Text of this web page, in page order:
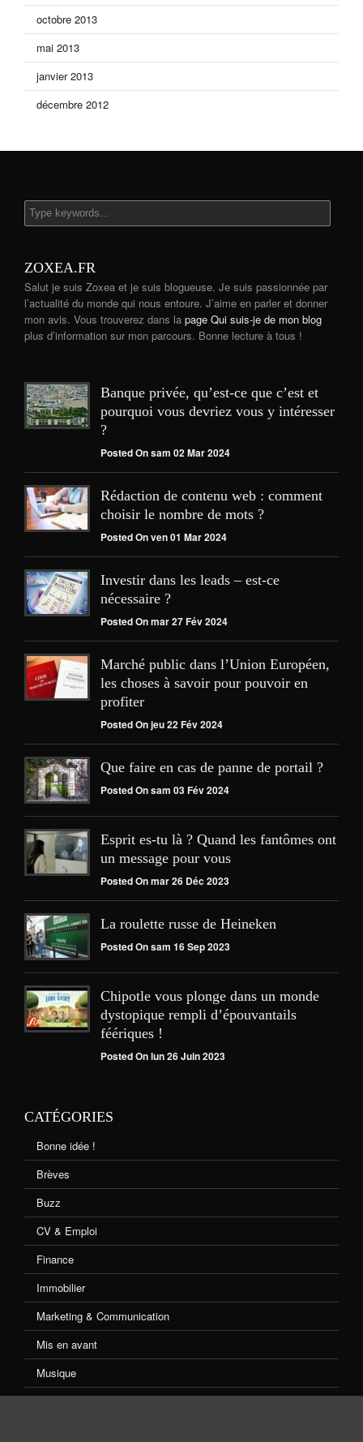
octobre 2013
mai 2013
janvier 2013
décembre 2012
ZOXEA.FR
Salut je suis Zoxea et je suis blogueuse. Je suis passionnée par
l’actualité du monde qui nous entoure. J’aime en parler et donner
mon avis. Vous trouverez dans la page Qui suis-je de mon blog
plus d’information sur mon parcours. Bonne lecture à tous !
Banque privée, qu’est-ce que c’est et
pourquoi vous devriez vous y intéresser
?
Posted On sam 02 Mar 2024
Rédaction de contenu web : comment
choisir le nombre de mots ?
Posted On ven 01 Mar 2024
Investir dans les leads – est-ce
nécessaire ?
Posted On mar 27 Fév 2024
Marché public dans l’Union Européen,
les choses à savoir pour pouvoir en
profiter
Posted On jeu 22 Fév 2024
Que faire en cas de panne de portail ?
Posted On sam 03 Fév 2024
Esprit es-tu là ? Quand les fantômes ont
un message pour vous
Posted On mar 26 Déc 2023
La roulette russe de Heineken
Posted On sam 16 Sep 2023
Chipotle vous plonge dans un monde
dystopique rempli d’épouvantails
féériques !
Posted On lun 26 Juin 2023
CATÉGORIES
Bonne idée !
Brèves
Buzz
CV & Emploi
Finance
Immobilier
Marketing & Communication
Mis en avant
Musique